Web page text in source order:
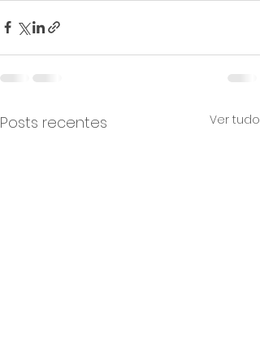
Posts recentes Ver tudo